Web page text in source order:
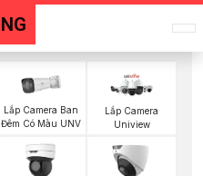
Lắp Camera Ban
Đêm Có Màu UNV
Lắp Camera
Uniview